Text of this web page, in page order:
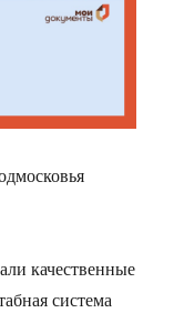
качественные
система